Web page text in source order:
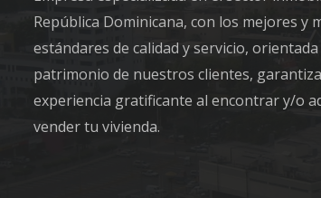
República Dominicana, con los mejores y
estándares de calidad y servicio,
patrimonio de nuestros clientes,
experiencia gratificante al encontrar y/o
vender tu vivienda.